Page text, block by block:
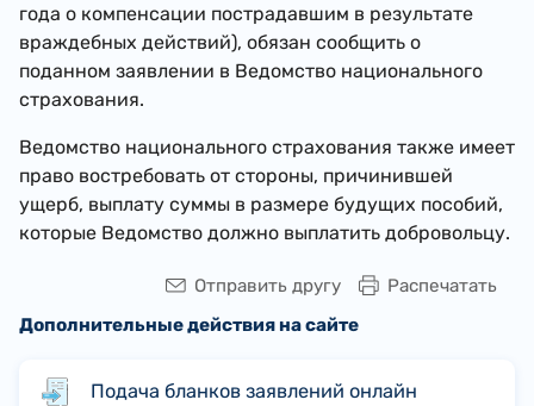
года о компенсации пострадавшим в результате
враждебных действий), обязан сообщить о
поданном заявлении в Ведомство национального
страхования.
Ведомство национального страхования также имеет
право востребовать от стороны, причинившей
ущерб, выплату суммы в размере будущих пособий,
которые Ведомство должно выплатить добровольцу.
Распечатать
Отправить другу
Дополнительные действия на сайте
Подача бланков заявлений онлайн